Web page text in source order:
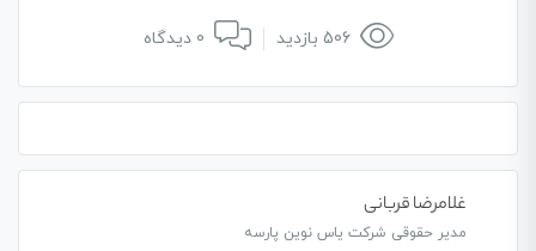
506 بازدید
غلامرضا قربانی
مدیر حقوقی شرکت یاس نوین پارسه